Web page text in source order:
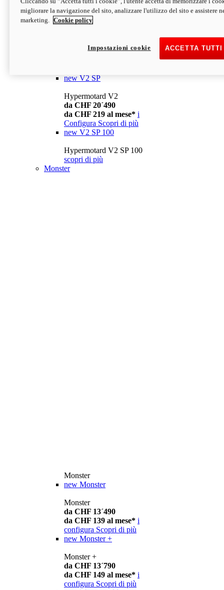
da CHF 13´990
Configura Scopri di più
newV2
da CHF 15´990
new V2 SP
Hypermotard V2
da CHF 20´490
da CHF 219 al mese* i
Configura Scopri di più
new V2 SP 100
Hypermotard V2 SP 100
scopri di più
Monster
Monster
new Monster
Monster
da CHF 13´490
da CHF 139 al mese* i
configura Scopri di più
new Monster +
Monster +
da CHF 13´790
da CHF 149 al mese* i
configura Scopri di più
migliorare la navigazione del sito, analizzare l'utilizzo del sito e assistere
marketing.
Cookie policy
ACCETTA
Impostazioni cookie